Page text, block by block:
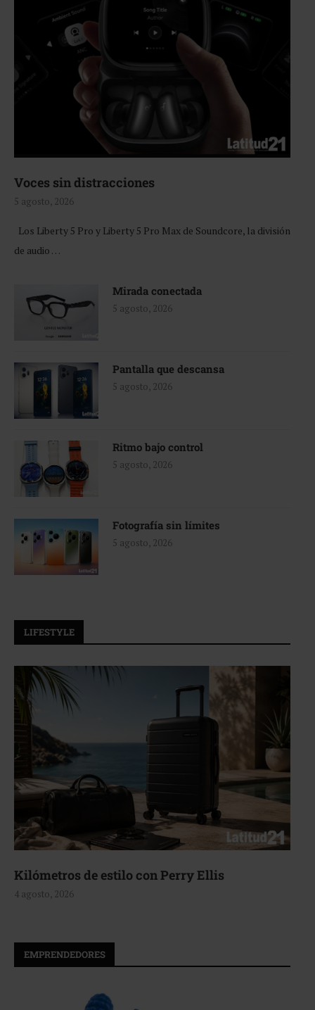
Voces sin distracciones
5 agosto, 2026
Los Liberty 5 Pro y Liberty 5 Pro Max de Soundcore, la división
de audio …
Mirada conectada
5 agosto, 2026
Pantalla que descansa
5 agosto, 2026
Ritmo bajo control
5 agosto, 2026
Fotografía sin límites
5 agosto, 2026
LIFESTYLE
Kilómetros de estilo con Perry Ellis
4 agosto, 2026
EMPRENDEDORES